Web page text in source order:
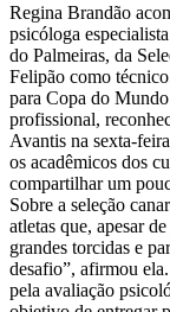
Regina Brandão
psicóloga
do Palmeiras, da
Felipão como
para Copa do
profissional,
Avantis na sexta-
os acadêmicos dos
compartilhar um
Sobre a seleção
atletas que, apesar
grandes torcidas e
desafio”, afirmou
pela avaliação